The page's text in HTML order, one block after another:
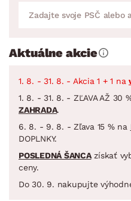
Aktuálne akcie
1. 8. - 31. 8. - Akcia 1 + 1 na
1. 8. - 31. 8. - ZĽAVA AŽ 30
ZAHRADA.
6. 8. - 9. 8. - Zľava 15 % na
DOPLNKY.
POSLEDNÁ ŠANCAzískať
ceny.
Do 30. 9. nakupujte